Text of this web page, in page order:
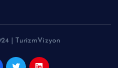
| TurizmVizyon